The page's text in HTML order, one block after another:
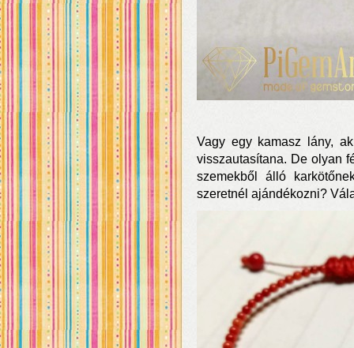
Vagy egy kamasz lány,
visszautasítana. De olyan
szemekből álló
szeretnél ajándékozni?